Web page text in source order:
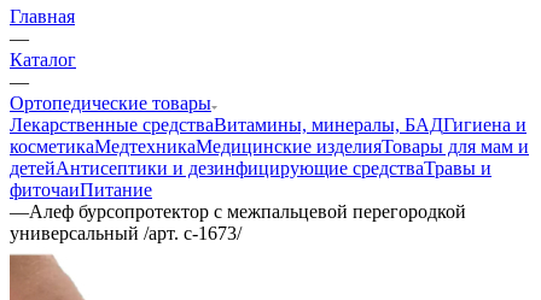
Главная
—
Каталог
—
Ортопедические товары
Лекарственные средстваВитамины, минералы, БАДГигиена и
косметикаМедтехникаМедицинские изделияТовары для мам и
детейАнтисептики и дезинфицирующие средстваТравы и
фиточаиПитание
—Алеф бурсопротектор с межпальцевой перегородкой
универсальный /арт. c-1673/